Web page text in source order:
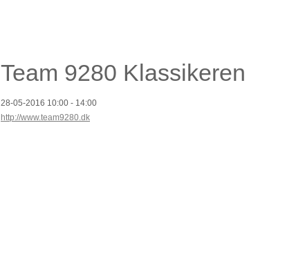
Team 9280 Klassikeren
28-05-2016 10:00 - 14:00
http://www.team9280.dk